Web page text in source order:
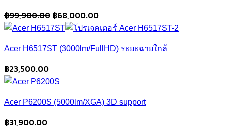
฿99,900.00 Original
price
฿99,900.00.
฿68,000.00Current
price
฿68,000.00.
Acer H6517ST (3000lm/FullHD) ระยะฉายใกล้
฿23,500.00
Acer P6200S (5000lm/XGA) 3D support
฿31,900.00